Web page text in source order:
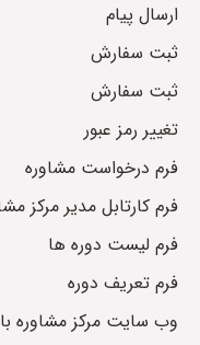
ارسال پیام
ثبت سفارش
ثبت سفارش
تغییر رمز عبور
فرم درخواست مشاوره
فرم کارتابل مدیر مرکز
فرم لیست دوره ها
فرم تعریف دوره